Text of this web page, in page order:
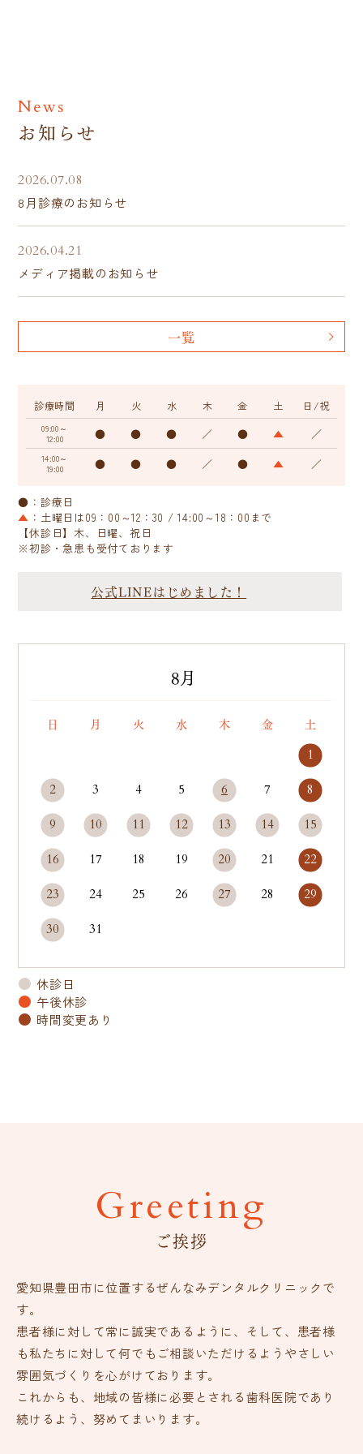
News
お知らせ
2026.07.08
8月診療のお知らせ
2026.04.21
メディア掲載のお知らせ
一覧
診療時間 月 火 水 木 金 土 日/祝
09:00～
12:00
● ● ● ／ ● ▲ ／
14:00～
19:00
● ● ● ／ ● ▲ ／
●：診療日
▲ ：土曜日は09：00～12：30 / 14:00～18：00まで
【休診日】木、日曜、祝日
※初診・急患も受付ております
公式LINEはじめました！
8月
日 月 火 水 木 金 土
1
2 3 4 5 6 7 8
9 10 11 12 13 14 15
16 17 18 19 20 21 22
23 24 25 26 27 28 29
30 31
● 休診日
● 午後休診
● 時間変更あり
Greeting
ご挨拶
愛知県豊田市に位置するぜんなみデンタルクリニックで
す。
患者様に対して常に誠実であるように、そして、患者様
も私たちに対して何でもご相談いただけるよう やさしい
雰囲気づくりを心がけております。
これからも、地域の皆様に必要とされる歯科医院であり
続けるよう、努めてまいります。